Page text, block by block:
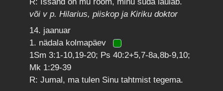
või v p. Hilarius, piiskop ja Kiriku doktor
14. jaanuar
1. nädala kolmapäev
1Sm 3:1-10,19-20; Ps 40:2+5,7-8a,8b-9,10;
Mk 1:29-39
R: Jumal, ma tulen Sinu tahtmist tegema.